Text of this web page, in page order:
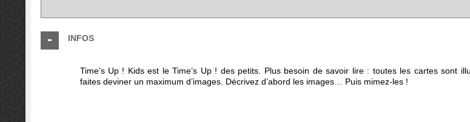
INFOS
Time’s Up ! Kids est le Time’s Up ! des petits. Plus besoin de savoir lire : toutes les cartes sont
faites deviner un maximum d’images. Décrivez d’abord les images… Puis mimez-les !